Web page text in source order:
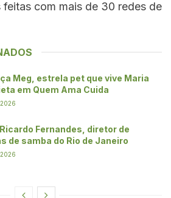
com mais de 30 redes de
Meg, estrela pet que vive Maria
em Quem Ama Cuida
Fernandes, diretor de
de samba do Rio de Janeiro